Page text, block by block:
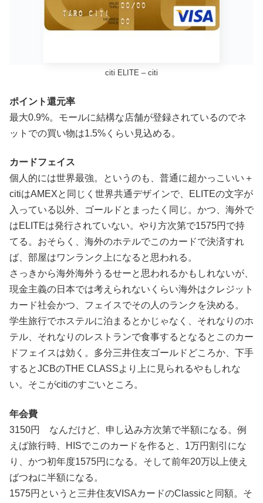
citi ELITE – citi
ポイント還元率
最大0.9%。モールに結構な店舗が登録されているのでネ
ットでの買い物は1.5%くらい見込める。
カードフェイス
個人的には世界最強。というのも、普通に超かっこいい＋
citiはAMEXと同じく世界共通デザインで、ELITEの文字が
入っている以外、ゴールドとまったく同じ。かつ、海外で
はELITEは発行されていない。やり方次第で1575円で持
てる。おそらく、海外のホテルでこのカードで決済すれ
ば、部屋はワンランク上になると思われる。
さっきから海外海外うるせーと思われるかもしれないが、
現金主義の日本では考えられないくらい海外はクレジット
カード社会かつ、フェイスでその人のランクを決める。
学生旅行でホステルに泊まるとかじゃなく、それなりのホ
テル、それなりのレストランで食事するとなるとこのカー
ドフェイスは効く。多分三井住友ゴールドどころか、下手
するとJCBのTHE CLASSより上に見られるやもしれな
い。そこがcitiのすごいところ。
年会費
3150円 なんだけど、申し込み方次第で半額になる。例
えば旅行時、HISでこのカードを作ると、1万円割引にな
り、かつ初年度1575円になる。そして前年20万以上使え
ばつねに半額になる。
1575円というと三井住友VISAカードのClassicと同額。そ